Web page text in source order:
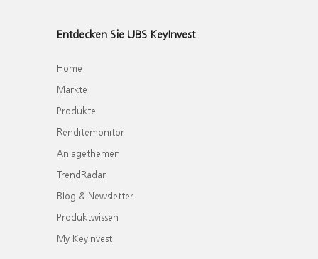
Entdecken Sie UBS KeyInvest
Home
Märkte
Produkte
Renditemonitor
Anlagethemen
TrendRadar
Blog & Newsletter
Produktwissen
My KeyInvest